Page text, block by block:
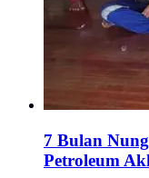
7 Bulan
Petroleum